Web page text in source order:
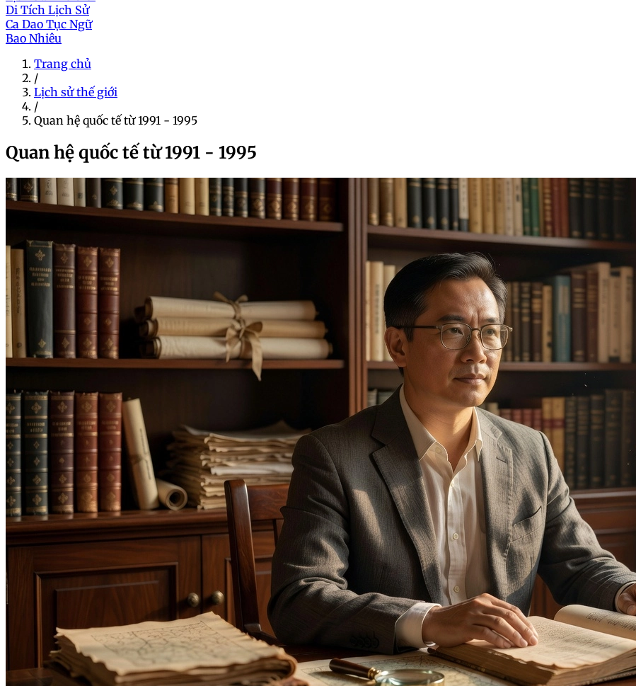
Di Tích Lịch Sử
Ca Dao Tục Ngữ
Bao Nhiêu
Trang chủ
/
Lịch sử thế giới
/
Quan hệ quốc tế từ 1991 - 1995
Quan hệ quốc tế từ 1991 - 1995